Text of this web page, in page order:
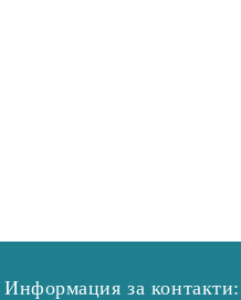
Информация за контакти: